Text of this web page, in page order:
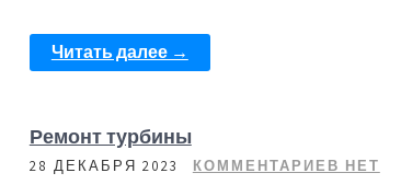
Читать далее →
Ремонт турбины
28 ДЕКАБРЯ 2023 КОММЕНТАРИЕВ НЕТ